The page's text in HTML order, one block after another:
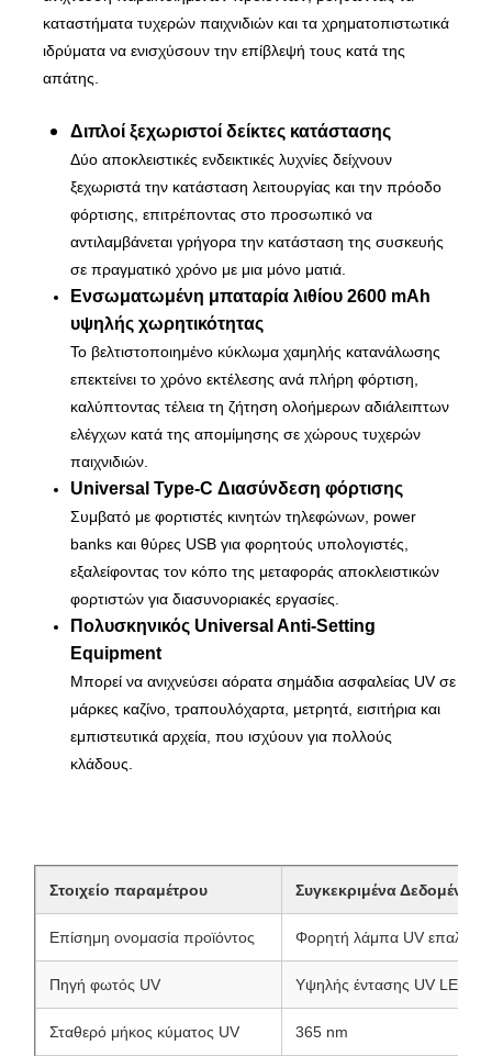
καταστήματα τυχερών παιχνιδιών και τα χρηματοπιστωτικά
ιδρύματα να ενισχύσουν την επίβλεψή τους κατά της
απάτης.
Διπλοί ξεχωριστοί δείκτες κατάστασης
Δύο αποκλειστικές ενδεικτικές λυχνίες δείχνουν
ξεχωριστά την κατάσταση λειτουργίας και την πρόοδο
φόρτισης, επιτρέποντας στο προσωπικό να
αντιλαμβάνεται γρήγορα την κατάσταση της συσκευής
σε πραγματικό χρόνο με μια μόνο ματιά.
Ενσωματωμένη μπαταρία λιθίου 2600 mAh
υψηλής χωρητικότητας
Το βελτιστοποιημένο κύκλωμα χαμηλής κατανάλωσης
επεκτείνει το χρόνο εκτέλεσης ανά πλήρη φόρτιση,
καλύπτοντας τέλεια τη ζήτηση ολοήμερων αδιάλειπτων
ελέγχων κατά της απομίμησης σε χώρους τυχερών
παιχνιδιών.
Universal Type-C Διασύνδεση φόρτισης
Συμβατό με φορτιστές κινητών τηλεφώνων, power
banks και θύρες USB για φορητούς υπολογιστές,
εξαλείφοντας τον κόπο της μεταφοράς αποκλειστικών
φορτιστών για διασυνοριακές εργασίες.
Πολυσκηνικός Universal Anti-Setting
Equipment
Μπορεί να ανιχνεύσει αόρατα σημάδια ασφαλείας UV σε
μάρκες καζίνο, τραπουλόχαρτα, μετρητά, εισιτήρια και
εμπιστευτικά αρχεία, που ισχύουν για πολλούς
κλάδους.
Στοιχείο παραμέτρου Συγκεκριμένα Δεδομένα
Επίσημη ονομασία προϊόντος Φορητή λάμπα UV
Πηγή φωτός UV Υψηλής έντασης UV LED
Σταθερό μήκος κύματος UV 365 nm